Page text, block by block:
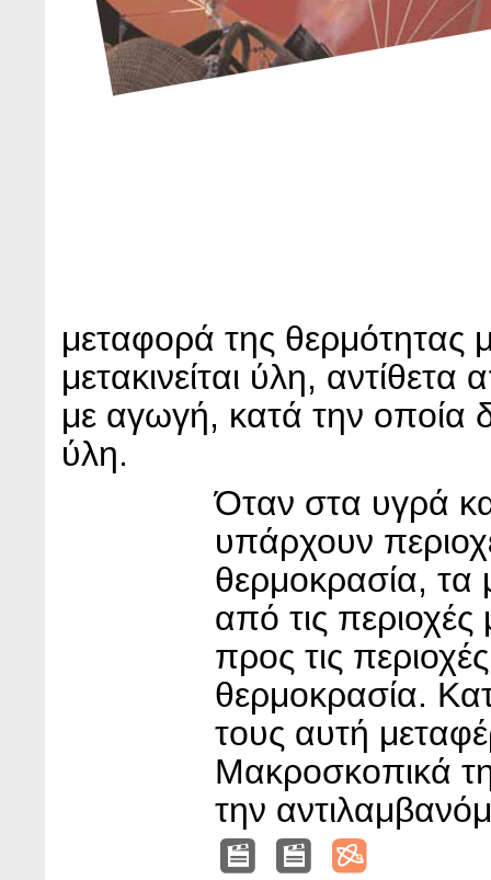
μεταφορά της θερμότητας
μετακινείται ύλη,
με αγωγή, κατά την οποία
ύλη.
Όταν στα υγρά
υπάρχουν
θερμοκρασία, τα
από τις
προς τις
θερμοκρασία.
τους αυτή
Μακροσκοπικά
την